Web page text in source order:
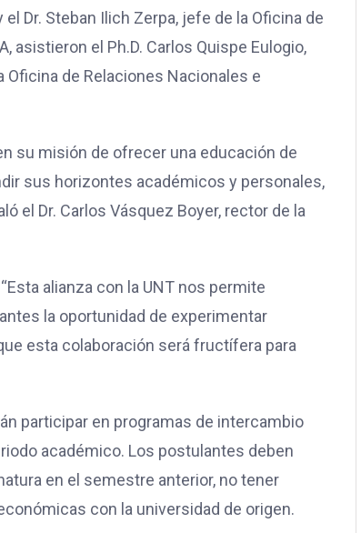
Dr. Steban Ilich Zerpa, jefe de la Oficina de
asistieron el Ph.D. Carlos Quispe Eulogio,
Oficina de Relaciones Nacionales e
su misión de ofrecer una educación de
sus horizontes académicos y personales,
el Dr. Carlos Vásquez Boyer, rector de la
alianza con la UNT nos permite
la oportunidad de experimentar
esta colaboración será fructífera para
participar en programas de intercambio
académico. Los postulantes deben
en el semestre anterior, no tener
con la universidad de origen.